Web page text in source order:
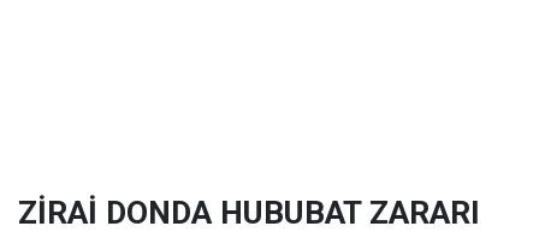
ZİRAİ DONDA HUBUBAT ZARARI